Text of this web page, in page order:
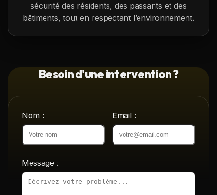
sécurité des résidents, des passants et des
bâtiments, tout en respectant l’environnement.
Besoin d'une intervention ?
Nom : Email :
Message :